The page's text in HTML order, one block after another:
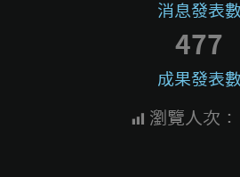
消息發表
成果發表
477
瀏覽人次：